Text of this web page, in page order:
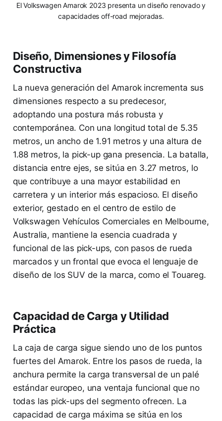
El Volkswagen Amarok 2023 presenta un diseño renovado y
capacidades off-road mejoradas.
Diseño, Dimensiones y Filosofía
Constructiva
La nueva generación del Amarok incrementa sus
dimensiones respecto a su predecesor,
adoptando una postura más robusta y
contemporánea. Con una longitud total de 5.35
metros, un ancho de 1.91 metros y una altura de
1.88 metros, la pick-up gana presencia. La batalla,
distancia entre ejes, se sitúa en 3.27 metros, lo
que contribuye a una mayor estabilidad en
carretera y un interior más espacioso. El diseño
exterior, gestado en el centro de estilo de
Volkswagen Vehículos Comerciales en Melbourne,
Australia, mantiene la esencia cuadrada y
funcional de las pick-ups, con pasos de rueda
marcados y un frontal que evoca el lenguaje de
diseño de los SUV de la marca, como el Touareg.
Capacidad de Carga y Utilidad
Práctica
La caja de carga sigue siendo uno de los puntos
fuertes del Amarok. Entre los pasos de rueda, la
anchura permite la carga transversal de un palé
estándar europeo, una ventaja funcional que no
todas las pick-ups del segmento ofrecen. La
capacidad de carga máxima se sitúa en los